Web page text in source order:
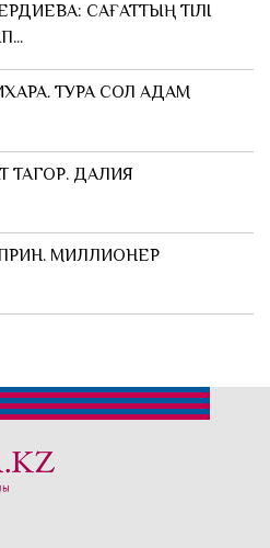
САҒАТТЫҢ ТІЛІ
ТУРА СОЛ АДАМ
ТАГОР. ДАЛИЯ
МИЛЛИОНЕР